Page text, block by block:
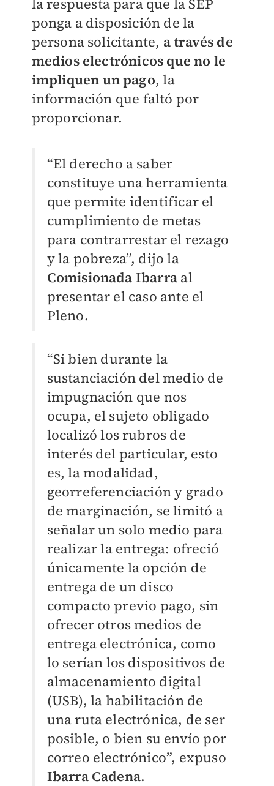
ponga a disposición de la
persona solicitante, a través de
medios electrónicos que no le
impliquen un pago, la
información que faltó por
proporcionar.
“El derecho a saber
constituye una herramienta
que permite identificar el
cumplimiento de metas
para contrarrestar el rezago
y la pobreza”, dijo la
Comisionada Ibarra al
presentar el caso ante el
Pleno.
“Si bien durante la
sustanciación del medio de
impugnación que nos
ocupa, el sujeto obligado
localizó los rubros de
interés del particular, esto
es, la modalidad,
georreferenciación y grado
de marginación, se limitó a
señalar un solo medio para
realizar la entrega: ofreció
únicamente la opción de
entrega de un disco
compacto previo pago, sin
ofrecer otros medios de
entrega electrónica, como
lo serían los dispositivos de
almacenamiento digital
(USB), la habilitación de
una ruta electrónica, de ser
posible, o bien su envío por
correo electrónico”, expuso
Ibarra Cadena.